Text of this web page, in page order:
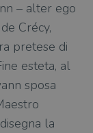
– alter ego
Crécy,
pretese di
esteta, al
sposa
la